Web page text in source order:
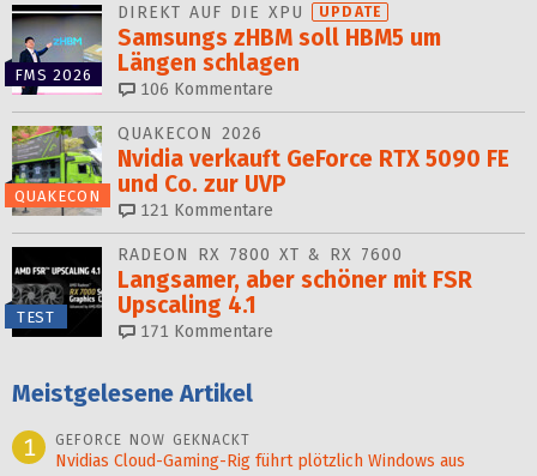
FMS 2026
DIREKT AUF DIE XPU UPDATE
Samsungs zHBM soll HBM5 um
Längen schlagen
106 Kommentare
QUAKECON
QUAKECON 2026
Nvidia verkauft GeForce RTX 5090 FE
und Co. zur UVP
121 Kommentare
TEST
RADEON RX 7800 XT & RX 7600
Langsamer, aber schöner mit FSR
Upscaling 4.1
171 Kommentare
Meistgelesene Artikel
1
GEFORCE NOW GEKNACKT
Nvidias Cloud-Gaming-Rig führt plötzlich Windows aus